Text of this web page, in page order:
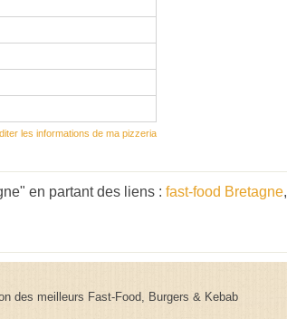
les informations de ma pizzeria
en partant des liens : fast-food Bretagne,
des meilleurs Fast-Food, Burgers & Kebab